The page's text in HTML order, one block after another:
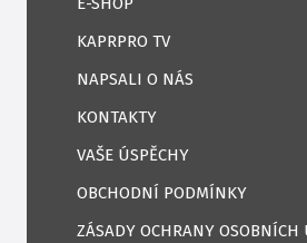
KAPRPRO TV
NAPSALI O NÁS
KONTAKTY
VAŠE ÚSPĚCHY
OBCHODNÍ PODMÍNKY
ZÁSADY OCHRANY OSOBNÍCH